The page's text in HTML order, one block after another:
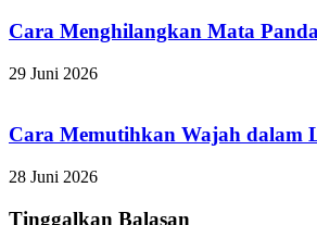
Cara Menghilangkan Mata Panda
29 Juni 2026
Cara Memutihkan Wajah dalam
28 Juni 2026
Tinggalkan Balasan